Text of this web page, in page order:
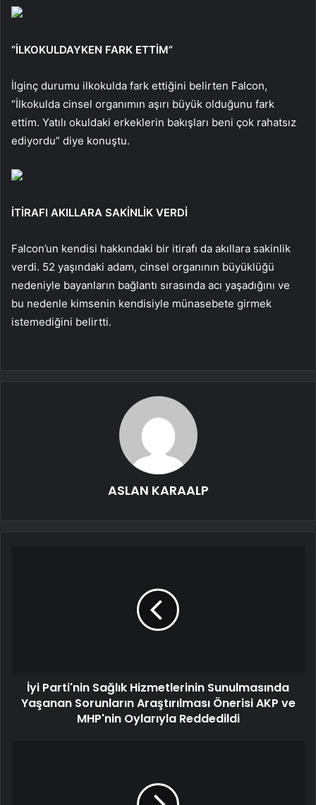
“İLKOKULDAYKEN FARK ETTİM”
İlginç durumu ilkokulda fark ettiğini belirten Falcon,
“İlkokulda cinsel organımın aşırı büyük olduğunu fark
ettim. Yatılı okuldaki erkeklerin bakışları beni çok rahatsız
ediyordu” diye konuştu.
İTİRAFI AKILLARA SAKİNLİK VERDİ
Falcon’un kendisi hakkındaki bir itirafı da akıllara sakinlik
verdi. 52 yaşındaki adam, cinsel organının büyüklüğü
nedeniyle bayanların bağlantı sırasında acı yaşadığını ve
bu nedenle kimsenin kendisiyle münasebete girmek
istemediğini belirtti.
ASLAN KARAALP
İyi Parti'nin Sağlık Hizmetlerinin Sunulmasında
Yaşanan Sorunların Araştırılması Önerisi AKP ve
MHP'nin Oylarıyla Reddedildi